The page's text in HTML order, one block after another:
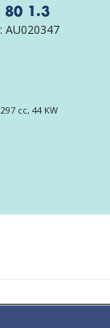
80 1.3
AU020347
cc, 44 KW